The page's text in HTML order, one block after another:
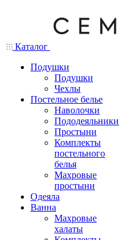
Каталог
Подушки
Подушки
Чехлы
Постельное белье
Наволочки
Пододеяльники
Простыни
Комплекты
постельного
белья
Махровые
простыни
Одеяла
Ванна
Махровые
халаты